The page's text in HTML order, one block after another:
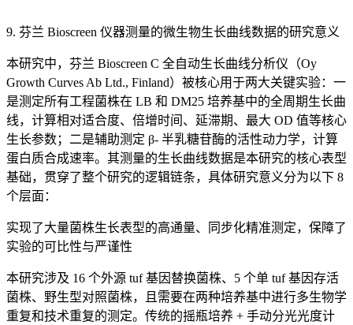
9. 芬兰 Bioscreen 仪器测量的微生物生长曲线数据的研究意义
本研究中，芬兰 Bioscreen C 全自动生长曲线分析仪（Oy
Growth Curves Ab Ltd., Finland）被核心用于两大关键实验：一
是测定所有工程菌株在 LB 和 DM25 培养基中的全周期生长曲
线，计算相对适合度、倍增时间、延滞期、最大 OD 值等核心
生长参数；二是辅助测定 β- 半乳糖苷酶的活性动力学，计算
蛋白质合成速率。其测量的生长曲线数据是本研究的核心表型
基础，贯穿了整个研究的逻辑链条，具体研究意义分为以下 8
个层面：
实现了大量菌株生长表型的高通量、同步化精准测定，保障了
实验的可比性与严谨性
本研究涉及 16 个外源 tuf 基因替换菌株、5 个单 tuf 基因存活
菌株、野生型对照菌株，且需要在两种培养基中进行多生物学
重复和技术重复的测定。传统的摇瓶培养 + 手动分光光度计